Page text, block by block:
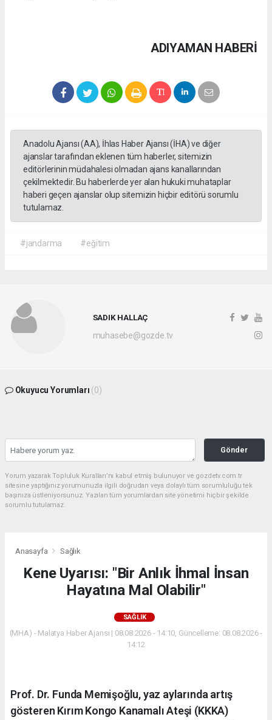
ADIYAMAN HABERİ
Anadolu Ajansı (AA), İhlas Haber Ajansı (İHA) ve diğer
ajanslar tarafından eklenen tüm haberler, sitemizin
editörlerinin müdahalesi olmadan ajans kanallarından
çekilmektedir. Bu haberlerde yer alan hukuki muhataplar
haberi geçen ajanslar olup sitemizin hiçbir editörü sorumlu
tutulamaz.
#jandarma #eğitim
SADIK HALLAÇ
muhasebe@gozde.tv
Okuyucu Yorumları (0)
Gönder
Yorum yazarak Topluluk Kuralları’nı kabul etmiş bulunuyor ve gozdetv.com.tr
sitesine yaptığınız yorumunuzla ilgili doğrudan veya dolaylı tüm sorumluluğu tek
başınıza üstleniyorsunuz. Yazılan tüm yorumlardan site yönetimi hiçbir şekilde
sorumlu tutulamaz.
Anasayfa Sağlık
Kene Uyarısı: "Bir Anlık İhmal İnsan
Hayatına Mal Olabilir"
SAĞLIK
(MHA) - Malatya Haber Ajansı | 08.08.2026 - 14:10, Güncelleme: 08.08.2026 -
14:12
Prof. Dr. Funda Memişoğlu, yaz aylarında artış
gösteren Kırım Kongo Kanamalı Ateşi (KKKA)